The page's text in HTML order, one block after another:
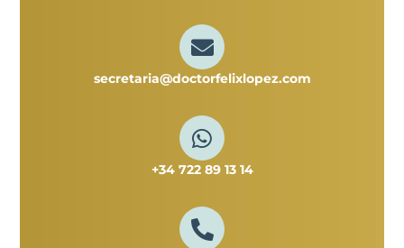
secretaria@doctorfelixlopez.com
+34 722 89 13 14